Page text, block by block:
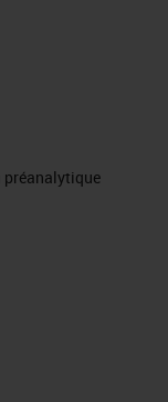
préanalytique